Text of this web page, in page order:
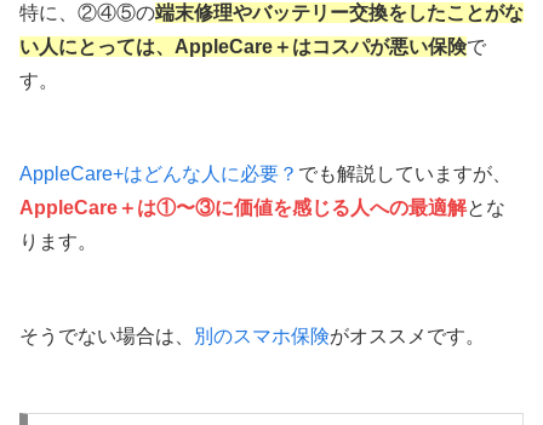
特に、②④⑤の端末修理やバッテリー交換をしたことがな
い人にとっては、AppleCare＋はコスパが悪い保険で
す。
AppleCare+はどんな人に必要？ でも解説していますが、
AppleCare＋は①〜③に価値を感じる人への最適解とな
ります。
そうでない場合は、 別のスマホ保険がオススメです。